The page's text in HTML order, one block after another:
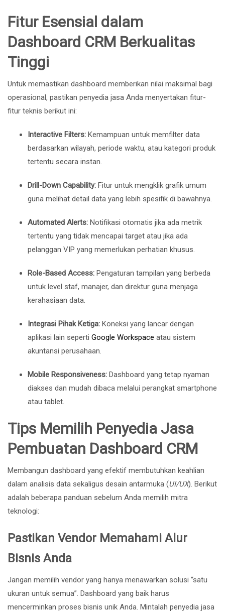
Fitur Esensial dalam
Dashboard CRM Berkualitas
Tinggi
Untuk memastikan dashboard memberikan nilai maksimal bagi
operasional, pastikan penyedia jasa Anda menyertakan fitur-
fitur teknis berikut ini:
Interactive Filters: Kemampuan untuk memfilter data
berdasarkan wilayah, periode waktu, atau kategori produk
tertentu secara instan.
Drill-Down Capability: Fitur untuk mengklik grafik umum
guna melihat detail data yang lebih spesifik di bawahnya.
Automated Alerts: Notifikasi otomatis jika ada metrik
tertentu yang tidak mencapai target atau jika ada
pelanggan VIP yang memerlukan perhatian khusus.
Role-Based Access: Pengaturan tampilan yang berbeda
untuk level staf, manajer, dan direktur guna menjaga
kerahasiaan data.
Integrasi Pihak Ketiga: Koneksi yang lancar dengan
aplikasi lain seperti Google Workspace atau sistem
akuntansi perusahaan.
Mobile Responsiveness: Dashboard yang tetap nyaman
diakses dan mudah dibaca melalui perangkat smartphone
atau tablet.
Tips Memilih Penyedia Jasa
Pembuatan Dashboard CRM
Membangun dashboard yang efektif membutuhkan keahlian
dalam analisis data sekaligus desain antarmuka (UI/UX). Berikut
adalah beberapa panduan sebelum Anda memilih mitra
teknologi:
Pastikan Vendor Memahami Alur
Bisnis Anda
Jangan memilih vendor yang hanya menawarkan solusi “satu
ukuran untuk semua”. Dashboard yang baik harus
mencerminkan proses bisnis unik Anda. Mintalah penyedia jasa